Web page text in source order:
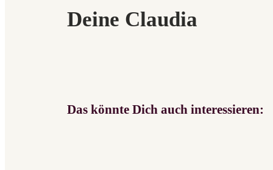
Deine Claudia
Das könnte Dich auch interessieren: